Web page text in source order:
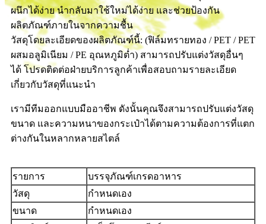
ผนึกได้ง่าย นำกลับมาใช้ใหม่ได้ง่าย และช่วยป้องกัน
ผลิตภัณฑ์ภายในจากความชื้น
วัสดุโดยละเอียดของผลิตภัณฑ์นี้: (ฟิล์มทรายทอง / PET / PET
ผสมอลูมิเนียม / PE อุณหภูมิต่ำ) สามารถปรับแต่งวัสดุอื่นๆ
ได้ โปรดติดต่อฝ่ายบริการลูกค้าเพื่อสอบถามรายละเอียด
เกี่ยวกับวัสดุที่แนะนำ
เรามีทีมออกแบบมืออาชีพ ดังนั้นคุณจึงสามารถปรับแต่งวัสดุ
ขนาด และความหนาของกระเป๋าได้ตามความต้องการที่แตก
ต่างกันในหลากหลายสไตล์
รายการ
บรรจุภัณฑ์เกรดอาหาร
วัสดุ
กำหนดเอง
ขนาด
กำหนดเอง